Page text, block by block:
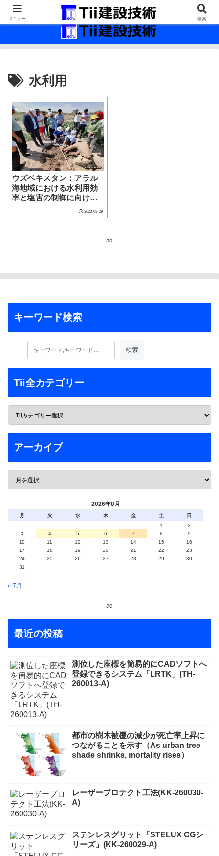
最新の建設技術の情報インフラ。
水利用
ウズベキスタン：アラル
海地域における水利用効
率と塩害の制御に向けた
気候にレジリエントな革
新的技術開発
2023-09-29
ad
キーワード検索
Tii全カテゴリー
アーカイブ
2026年8月
月 火 水 木 金 土
日
1
2
3
4 5 6 7 8
9
10
11 12 13 14 15
16
17
18 19 20 21 22
23
24
25 26 27 28 29
30
31
« 7月
ad
最近の投稿
測位した座標を簡易的にCADソフトへ
登録できるシステム「LRTK」(TH-
260013-A)
都市の樹木被覆の減少が死亡率上昇に
つながることを示す（As urban tree
shade shrinks, mortality rises）
レーザープロテクト⼯法(KK-260030-
A)
ステンレスグリット「STELUX CGシ
リーズ」(KK-260029-A)
メニュー 検索